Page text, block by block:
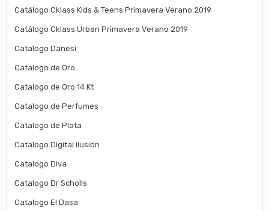
Catálogo Cklass Kids & Teens Primavera Verano 2019
Catálogo Cklass Urban Primavera Verano 2019
Catalogo Danesi
Catalogo de Oro
Catalogo de Oro 14 Kt
Catalogo de Perfumes
Catalogo de Plata
Catalogo Digital ilusion
Catalogo Diva
Catalogo Dr Scholls
Catalogo El Dasa